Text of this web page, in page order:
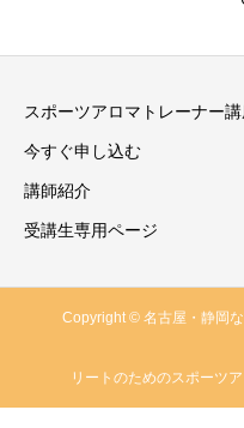
スポーツアロマトレーナー講
今すぐ申し込む
講師紹介
受講生専用ページ
Copyright © 名古屋・静岡
リートのためのスポーツ